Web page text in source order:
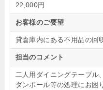
22,000円
お客様のご要望
貸倉庫内にある不用品の回
担当のコメント
二人用ダイニングテーブル
ダンボール等の処理にお困